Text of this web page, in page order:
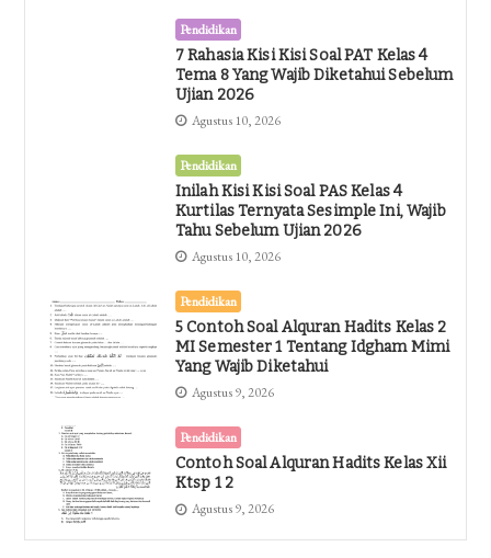
Pendidikan
7 Rahasia Kisi Kisi Soal PAT Kelas 4
Tema 8 Yang Wajib Diketahui Sebelum
Ujian 2026
Agustus 10, 2026
Pendidikan
Inilah Kisi Kisi Soal PAS Kelas 4
Kurtilas Ternyata Sesimple Ini, Wajib
Tahu Sebelum Ujian 2026
Agustus 10, 2026
Pendidikan
5 Contoh Soal Alquran Hadits Kelas 2
MI Semester 1 Tentang Idgham Mimi
Yang Wajib Diketahui
Agustus 9, 2026
Pendidikan
Contoh Soal Alquran Hadits Kelas Xii
Ktsp 1 2
Agustus 9, 2026